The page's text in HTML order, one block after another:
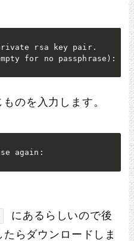
rsa key pair.
for no passphrase):
のを入力します。
again:
にあるらしいので後
らダウンロードしま